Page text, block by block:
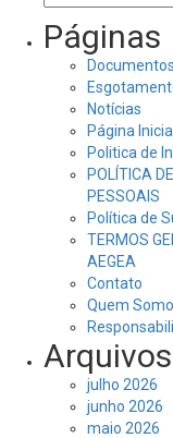
por:
Páginas
Documentos
Notícias
Página Inicial
Politica de
POLÍTICA
PESSOAIS
Política de
TERMOS
AEGEA
Contato
Quem
Arquivos
julho 2026
junho 2026
maio 2026